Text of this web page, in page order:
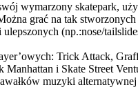
wymarzony skatepark,
grać na tak
(np.:nose/
Trick Attack,
Manhattan i Skate Street
muzyki